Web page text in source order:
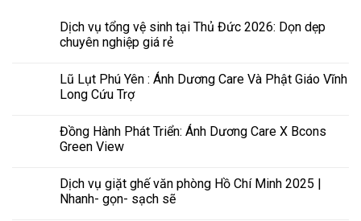
Dịch vụ tổng vệ sinh tại Thủ Đức 2026: Dọn dẹp
chuyên nghiệp giá rẻ
Lũ Lụt Phú Yên : Ánh Dương Care Và Phật Giáo Vĩnh
Long Cứu Trợ
Đồng Hành Phát Triển: Ánh Dương Care X Bcons
Green View
Dịch vụ giặt ghế văn phòng Hồ Chí Minh 2025 |
Nhanh- gọn- sạch sẽ